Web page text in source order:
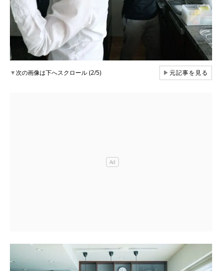
▼次の画像は下へスクロール (2/5) ▶元記事を見る